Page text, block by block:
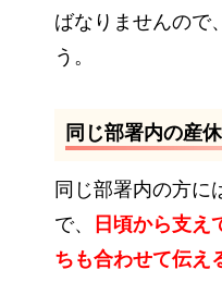
ばなりませんので
う。
同じ部署内の産
同じ部署内の方に
で、
日頃から支え
ちも合わせて伝え